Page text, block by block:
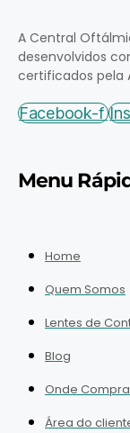
A Central
desenvolvidos
certificados pela
Facebook-f
Menu
Home
Quem Somos
Lentes de
Blog
Onde
Área do